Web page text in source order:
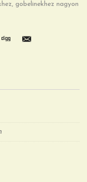
gobelinekhez nagyon